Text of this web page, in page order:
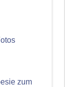
zum